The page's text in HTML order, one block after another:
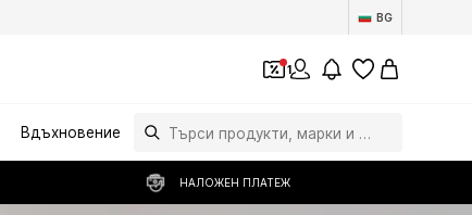
BG
1
Вдъхновение
НАЛОЖЕН ПЛАТЕЖ